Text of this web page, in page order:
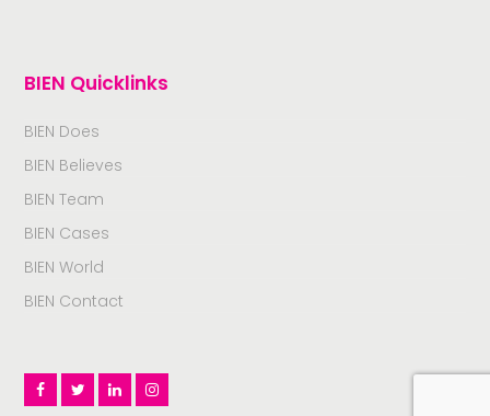
BIEN Quicklinks
BIEN Does
BIEN Believes
BIEN Team
BIEN Cases
BIEN World
BIEN Contact